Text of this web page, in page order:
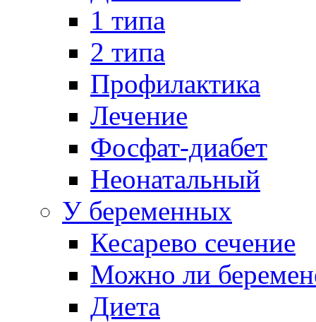
1 типа
2 типа
Профилактика
Лечение
Фосфат-диабет
Неонатальный
У беременных
Кесарево сечение
Можно ли
Диета